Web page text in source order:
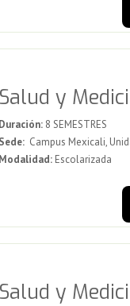
Salud y
Duración:8 SEMESTRES
Sede:Campus Mexicali,
Modalidad:Escolarizada
Salud y